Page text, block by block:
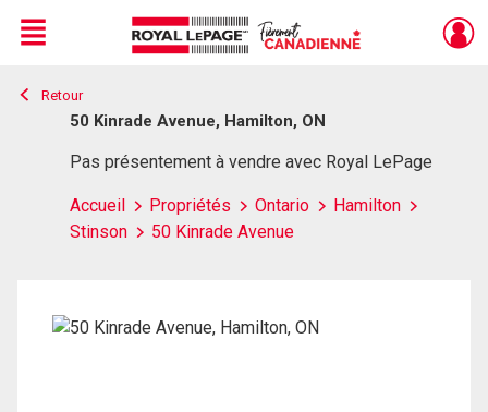
Live
En Direct
Menu
Retour
50 Kinrade Avenue, Hamilton, ON
Pas présentement à vendre avec Royal LePage
Accueil Propriétés Ontario
Hamilton
Stinson
50 Kinrade Avenue